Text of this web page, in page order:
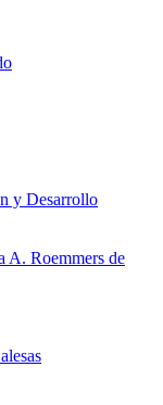
y Desarrollo
A. Roemmers de